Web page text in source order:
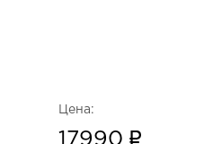
Цена:
17990